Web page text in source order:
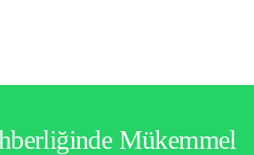
Mükemmel